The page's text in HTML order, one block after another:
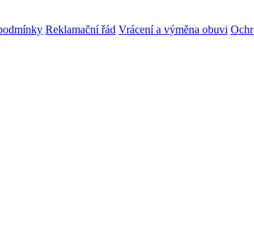
Reklamační řád Vrácení a výměna obuvi